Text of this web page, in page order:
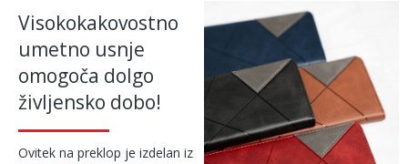
Visokokakovostno
umetno usnje
omogoča dolgo
življensko dobo!
Ovitek na preklop je izdelan iz